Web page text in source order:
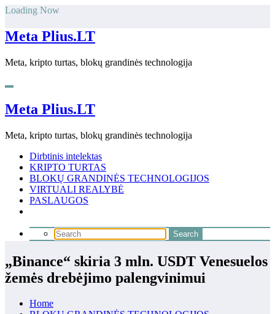
Skip
content
Loading Now
Meta Plius.LT
Meta, kripto turtas, blokų grandinės technologija
Meta Plius.LT
Meta, kripto turtas, blokų grandinės technologija
Dirbtinis intelektas
KRIPTO TURTAS
BLOKŲ GRANDINĖS TECHNOLOGIJOS
VIRTUALI REALYBĖ
PASLAUGOS
„Binance“ skiria 3 mln. USDT Venesuelos
žemės drebėjimo palengvinimui
Home